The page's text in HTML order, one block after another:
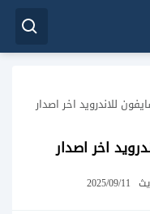
للاندرويد اخر اصدار
اخر اصدار
2025/09/11